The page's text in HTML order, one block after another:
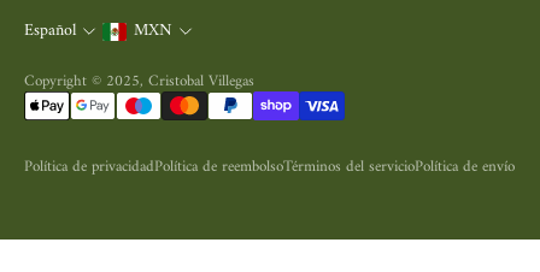
Accesorios
Contacto
Política de Devolución
Política de Envío
Términos y Condiciones
Correo electrónico
Español MXN
Copyright © 2025, Cristobal Villegas
Política de privacidadPolítica de reembolsoTérminos del servicioPolítica de envío